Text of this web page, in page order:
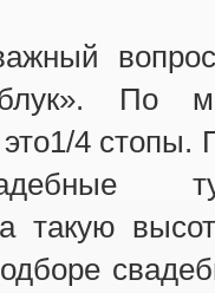
По
4 стопы.
такую